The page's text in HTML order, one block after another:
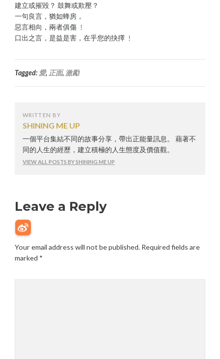
建立或摧毀？ 鼓舞或欺壓？
一句良言，猶如蜂房，
惡言相向，兩者俱傷 ﹗
口出之言，是益是害，在乎您的抉擇 ﹗
Tagged: 愛, 正面, 激勵
WRITTEN BY
SHINING ME UP
一個平台集結不同的故事分享，帶出正能量訊息。 藉著不
同的人生的經歷，建立積極的人生態度及價值觀。
VIEW ALL POSTS BY SHINING ME UP
Leave a Reply
Your email address will not be published. Required fields are
marked *